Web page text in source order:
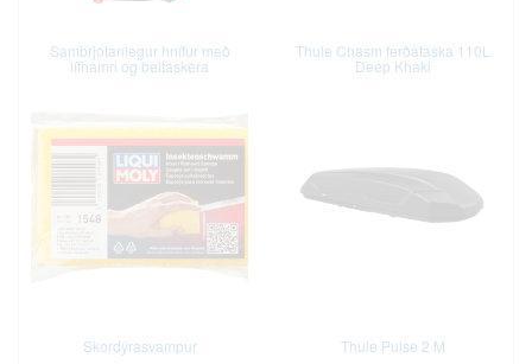
Sambrjótanlegur hnífur með
lífhamri og beltaskera
Thule Chasm ferðataska 110L
Deep Khaki
Skordýrasvampur Thule Pulse 2 M